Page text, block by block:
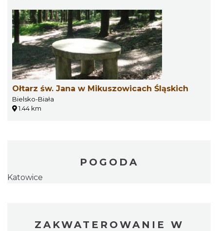
Ołtarz św. Jana w Mikuszowicach Śląskich
Bielsko-Biała
1.44 km
POGODA
Katowice
ZAKWATEROWANIE W